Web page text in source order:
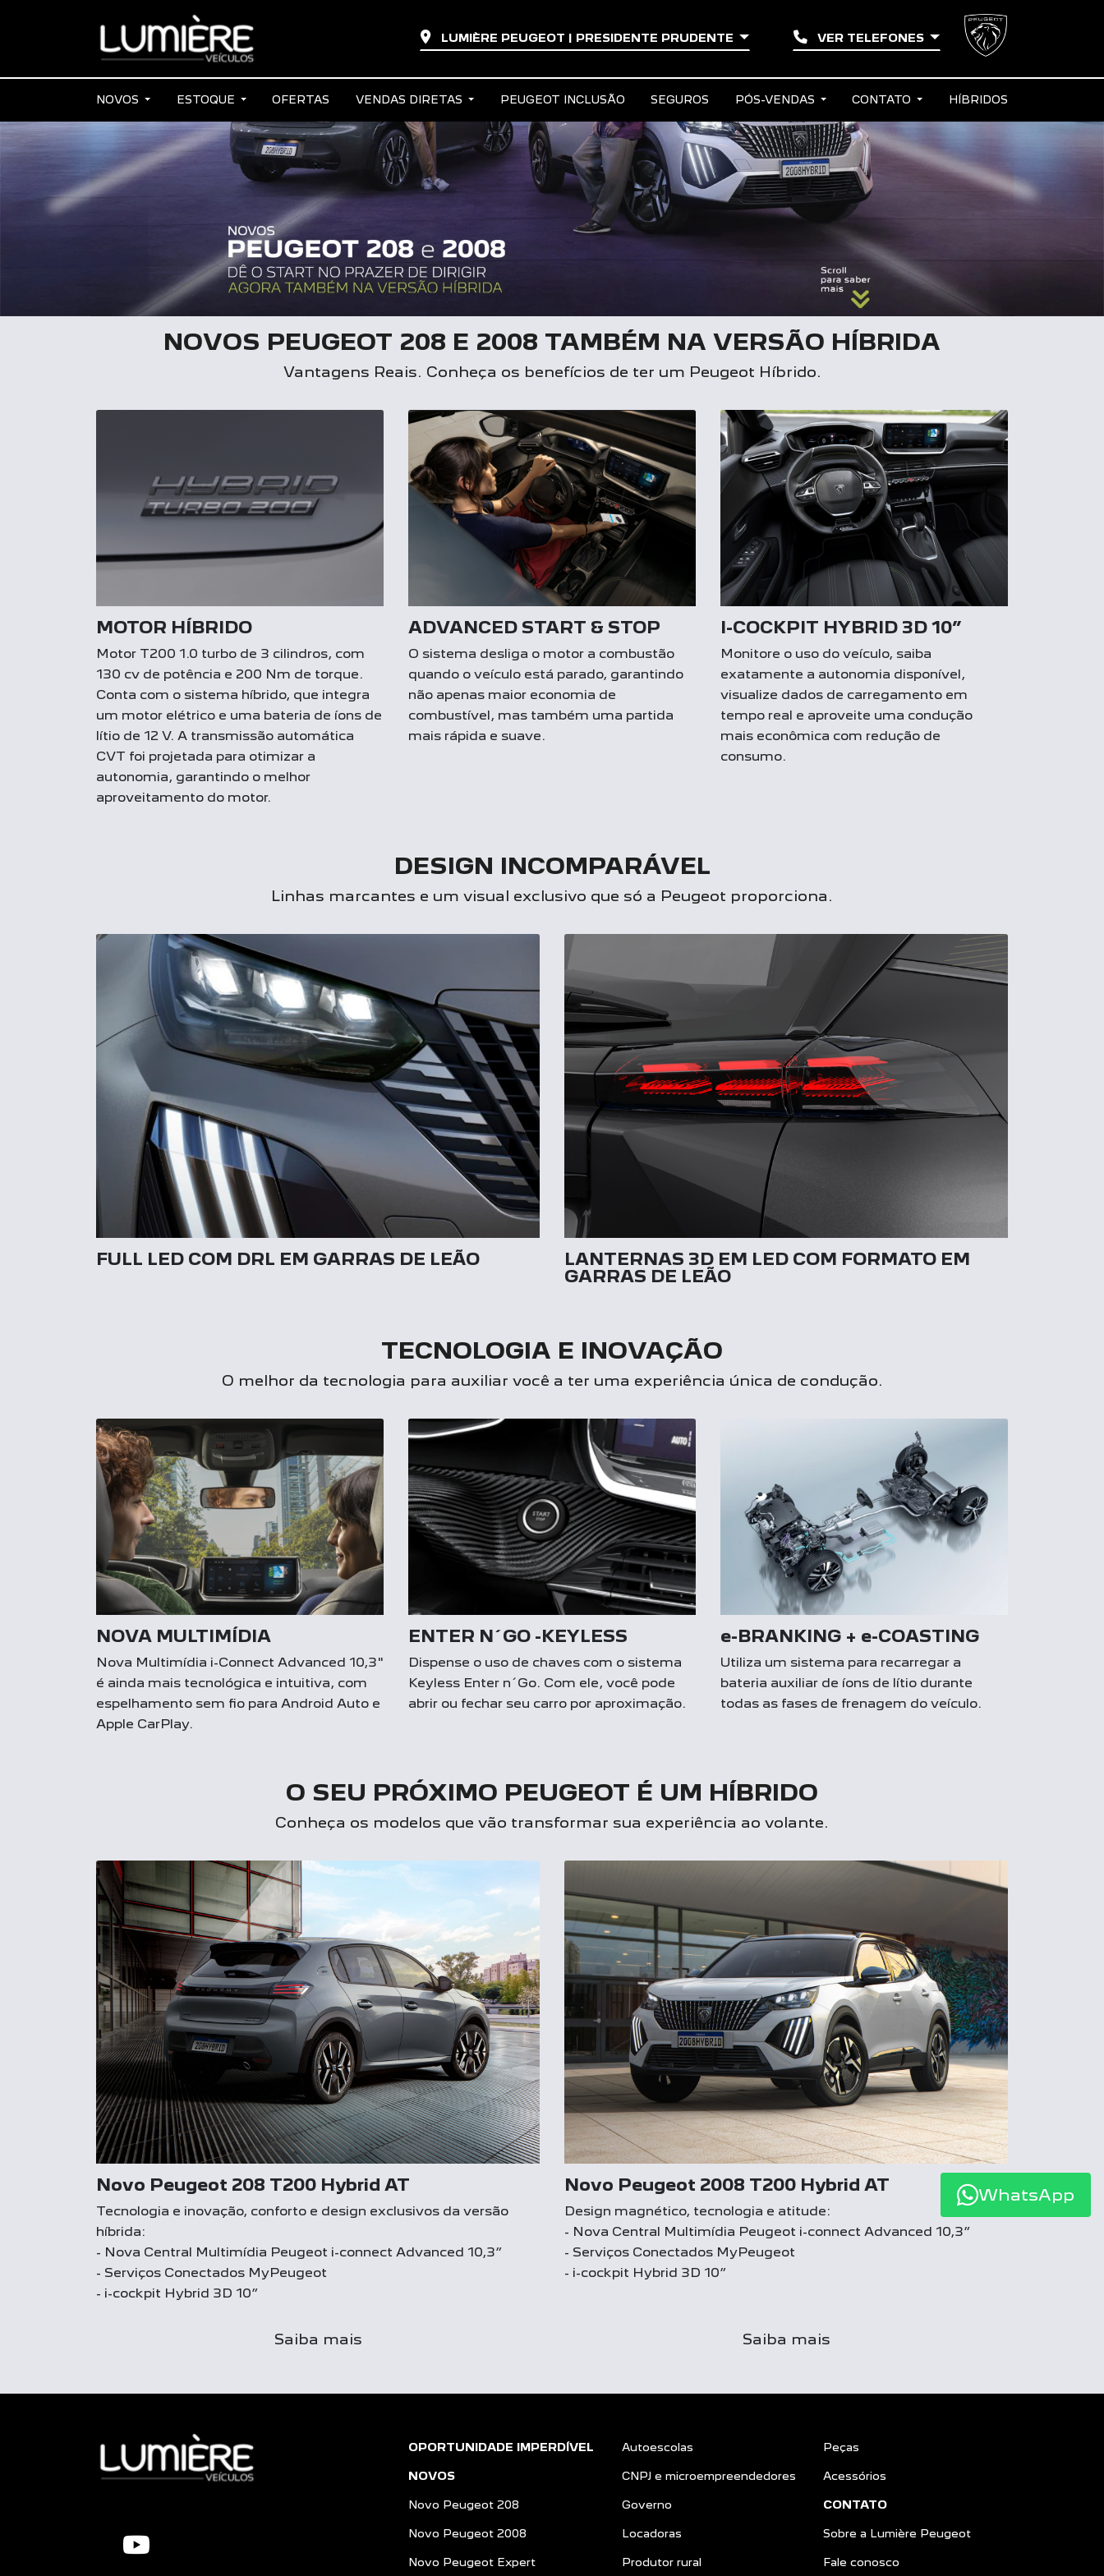
NOVOS PEUGEOT 208 E 2008 TAMBÉM NA VERSÃO HÍBRIDA
Vantagens Reais. Conheça os benefícios de ter um Peugeot Híbrido.
MOTOR HÍBRIDO
Motor T200 1.0 turbo de 3 cilindros, com
130 cv de potência e 200 Nm de torque.
Conta com o sistema híbrido, que integra
um motor elétrico e uma bateria de íons de
lítio de 12 V. A transmissão automática
CVT foi projetada para otimizar a
autonomia, garantindo o melhor
aproveitamento do motor.
ADVANCED START & STOP
O sistema desliga o motor a combustão
quando o veículo está parado, garantindo
não apenas maior economia de
combustível, mas também uma partida
mais rápida e suave.
I-COCKPIT HYBRID 3D 10”
Monitore o uso do veículo, saiba
exatamente a autonomia disponível,
visualize dados de carregamento em
tempo real e aproveite uma condução
mais econômica com redução de
consumo.
DESIGN INCOMPARÁVEL
Linhas marcantes e um visual exclusivo que só a Peugeot proporciona.
FULL LED COM DRL EM GARRAS DE LEÃO
LANTERNAS 3D EM LED COM FORMATO EM
GARRAS DE LEÃO
TECNOLOGIA E INOVAÇÃO
O melhor da tecnologia para auxiliar você a ter uma experiência única de condução.
NOVA MULTIMÍDIA
Nova Multimídia i-Connect Advanced 10,3"
é ainda mais tecnológica e intuitiva, com
espelhamento sem fio para Android Auto e
Apple CarPlay.
ENTER N´GO -KEYLESS
Dispense o uso de chaves com o sistema
Keyless Enter n´Go. Com ele, você pode
abrir ou fechar seu carro por aproximação.
e-BRANKING + e-COASTING
Utiliza um sistema para recarregar a
bateria auxiliar de íons de lítio durante
todas as fases de frenagem do veículo.
O SEU PRÓXIMO PEUGEOT É UM HÍBRIDO
Conheça os modelos que vão transformar sua experiência ao volante.
Novo Peugeot 208 T200 Hybrid AT
Tecnologia e inovação, conforto e design exclusivos da versão
híbrida:
- Nova Central Multimídia Peugeot i-connect Advanced 10,3”
- Serviços Conectados MyPeugeot
- i-cockpit Hybrid 3D 10”
Saiba mais
Novo Peugeot 2008 T200 Hybrid AT
Design magnético, tecnologia e atitude:
- Nova Central Multimídia Peugeot i-connect Advanced 10,3”
- Serviços Conectados MyPeugeot
- i-cockpit Hybrid 3D 10”
Saiba mais
LUMIÈRE PEUGEOT | PRESIDENTE PRUDENTE VER TELEFONES
NOVOS ESTOQUE OFERTAS VENDAS DIRETAS PEUGEOT INCLUSÃO SEGUROS PÓS-VENDAS CONTATO HÍBRIDOS
OPORTUNIDADE IMPERDÍVEL
NOVOS
Novo Peugeot 208
Novo Peugeot 2008
Novo Peugeot Expert
Autoescolas
CNPJ e microempreendedores
Governo
Locadoras
Produtor rural
Peças
Acessórios
CONTATO
Sobre a Lumière Peugeot
Fale conosco
WhatsApp